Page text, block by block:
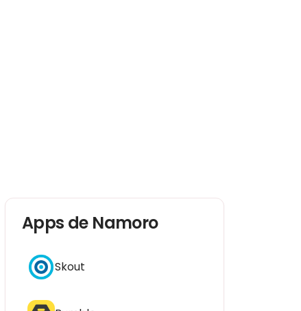
Apps de Namoro
Skout